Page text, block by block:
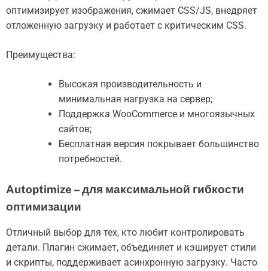
оптимизирует изображения, сжимает CSS/JS, внедряет
отложенную загрузку и работает с критическим CSS.
Преимущества:
Высокая производительность и
минимальная нагрузка на сервер;
Поддержка WooCommerce и многоязычных
сайтов;
Бесплатная версия покрывает большинство
потребностей.
Autoptimize – для максимальной гибкости
оптимизации
Отличный выбор для тех, кто любит контролировать
детали. Плагин сжимает, объединяет и кэширует стили
и скрипты, поддерживает асинхронную загрузку. Часто